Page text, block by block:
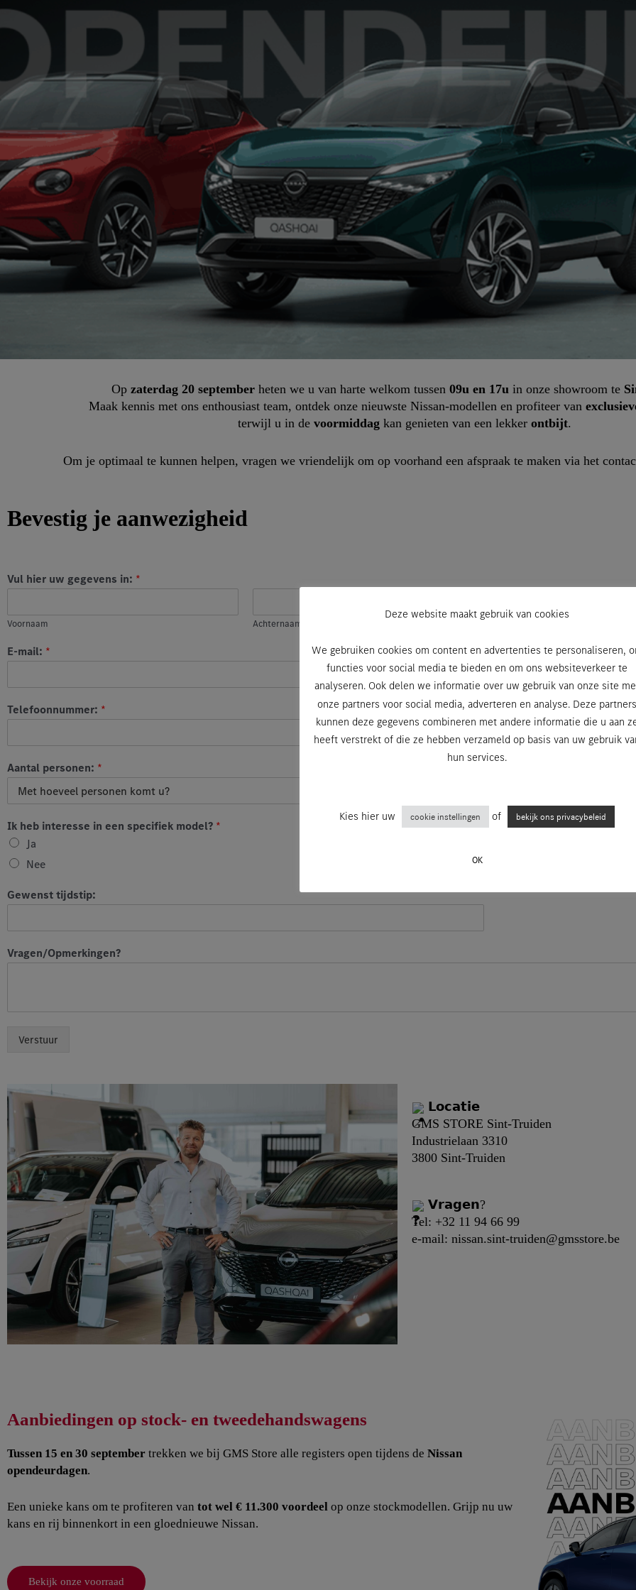
Op zaterdag 20 september heten we u van harte welkom tussen 09u en 17u in onze showroom te
Maak kennis met ons enthousiast team, ontdek onze nieuwste Nissan-modellen en profiteer van
terwijl u in de voormiddag kan genieten van een lekker ontbijt.
Om je optimaal te kunnen helpen, vragen we vriendelijk om op voorhand een afspraak te maken via het
Bevestig je aanwezigheid
Vul hier uw gegevens in: *
Voornaam Achternaam
E-mail: *
Telefoonnummer: *
Aantal personen: *
Ik heb interesse in een specifiek model? *
Ja
Nee
Gewenst tijdstip:
Vragen/Opmerkingen?
Verstuur
𝗟𝗼𝗰𝗮𝘁𝗶𝗲
GMS STORE Sint-Truiden
Industrielaan 3310
3800 Sint-Truiden
𝗩𝗿𝗮𝗴𝗲𝗻?
Tel: +32 11 94 66 99
e-mail: nissan.sint-truiden@gmsstore.be
Aanbiedingen op stock- en tweedehandswagens
Tussen 15 en 30 september trekken we bij GMS Store alle registers open tijdens de Nissan
opendeurdagen.
Een unieke kans om te profiteren van tot wel € 11.300 voordeel op onze stockmodellen. Grijp nu uw
kans en rij binnenkort in een gloednieuwe Nissan.
Bekijk onze voorraad
Deze website maakt gebruik van cookies
We gebruiken cookies om content en advertenties te personaliseren,
functies voor social media te bieden en om ons websiteverkeer te
analyseren. Ook delen we informatie over uw gebruik van onze site
onze partners voor social media, adverteren en analyse. Deze partners
kunnen deze gegevens combineren met andere informatie die u aan
heeft verstrekt of die ze hebben verzameld op basis van uw gebruik
hun services.
Kies hier uw cookie instellingen of bekijk ons privacybeleid
OK